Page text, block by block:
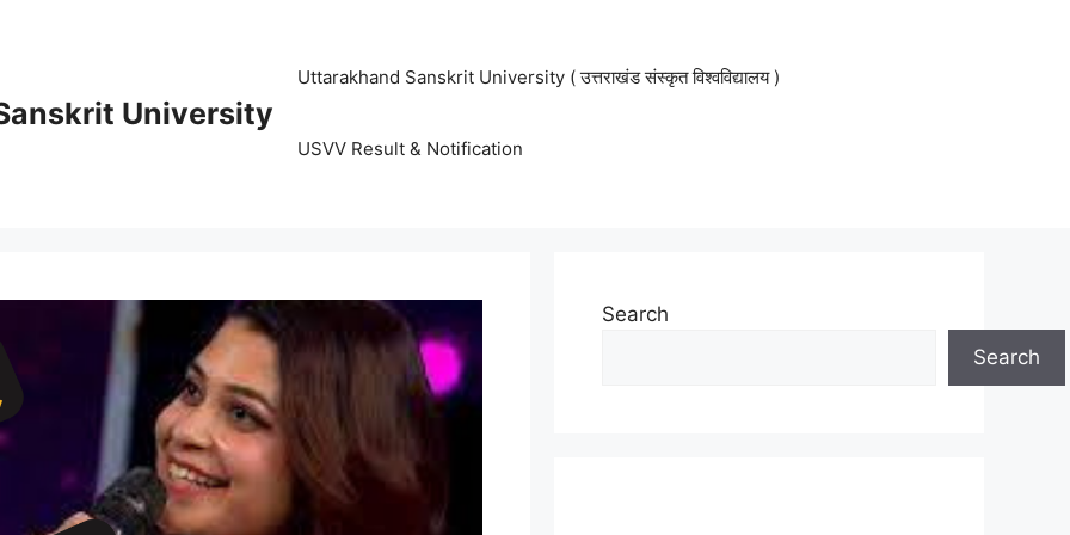
University
Uttarakhand Sanskrit University ( उत्तराखंड संस्कृत विश्वविद्यालय )
USVV Result & Notification
Search
Search